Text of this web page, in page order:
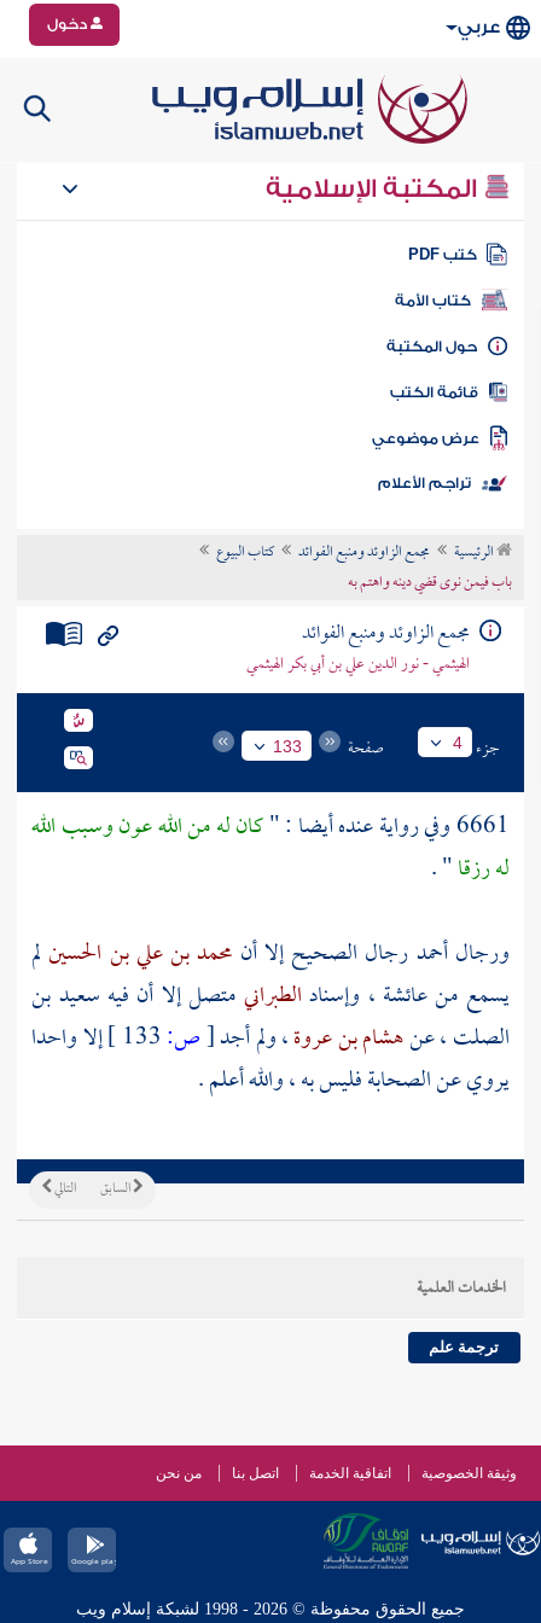
عربي دخول
المكتبة الإسلامية
كتب PDF
كتاب الأمة
المكتبة
الكتب
موضوعي
تراجم الأعلام
الرئيسية مجمع الزاوئد ومنبع الفوائد
كتاب البيوع
باب فيمن نوى قضي دينه واهتم به
مجمع الزاوئد ومنبع الفوائد
الهيثمي - نور الدين علي بن أبي بكر الهيثمي
جزء 4 صفحة 133
6661 وفي رواية عنده أيضا : "
كان له من الله عون وسبب الله
له رزقا" .
ورجالأحمدرجال الصحيح إلا أن محمد بن علي بن الحسينلم
يسمع منعائشة ، وإسنادالطبرانيمتصل إلا أن فيه سعيد بن
الصلت، عنهشام بن عروة، ولم أجد[ص:
إلا واحدا
يروي عن الصحابة فليس به ، والله أعلم .
التالي السابق
الخدمات العلمية
ترجمة علم
وثيقة الخصوصية اتفاقية الخدمة اتصل بنا من نحن
جميع الحقوق محفوظة © 2026 - 1998 لشبكة إسلام ويب